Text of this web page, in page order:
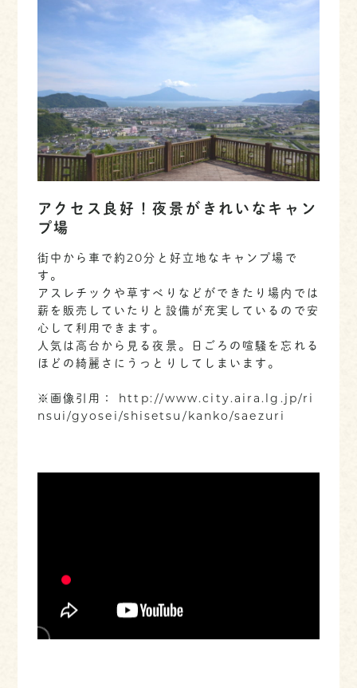
アクセス良好！夜景がきれいなキャン
プ場
街中から車で約20分と好立地なキャンプ場で
す。
アスレチックや草すべりなどができたり場内では
薪を販売していたりと設備が充実しているので安
心して利用できます。
人気は高台から見る夜景。日ごろの喧騒を忘れる
ほどの綺麗さにうっとりしてしまいます。
※画像引用： http://www.city.aira.lg.jp/ri
nsui/gyosei/shisetsu/kanko/saezuri